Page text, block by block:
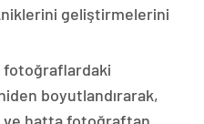
geliştirmelerini
fotoğraflardaki
boyutlandırarak,
ve hatta fotoğraftan